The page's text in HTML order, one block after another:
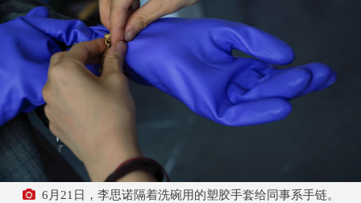
6月21日，李思诺隔着洗碗用的塑胶手套给同事系手链。